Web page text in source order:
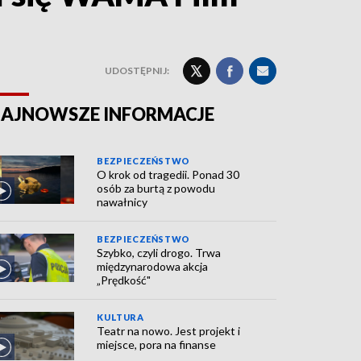
UDOSTĘPNIJ:
INFORMACJE
BEZPIECZEŃSTWO
O krok od tragedii. Ponad 30
osób za burtą z powodu
nawałnicy
BEZPIECZEŃSTWO
Szybko, czyli drogo. Trwa
międzynarodowa akcja
„Prędkość"
KULTURA
Teatr na nowo. Jest projekt i
miejsce, pora na finanse